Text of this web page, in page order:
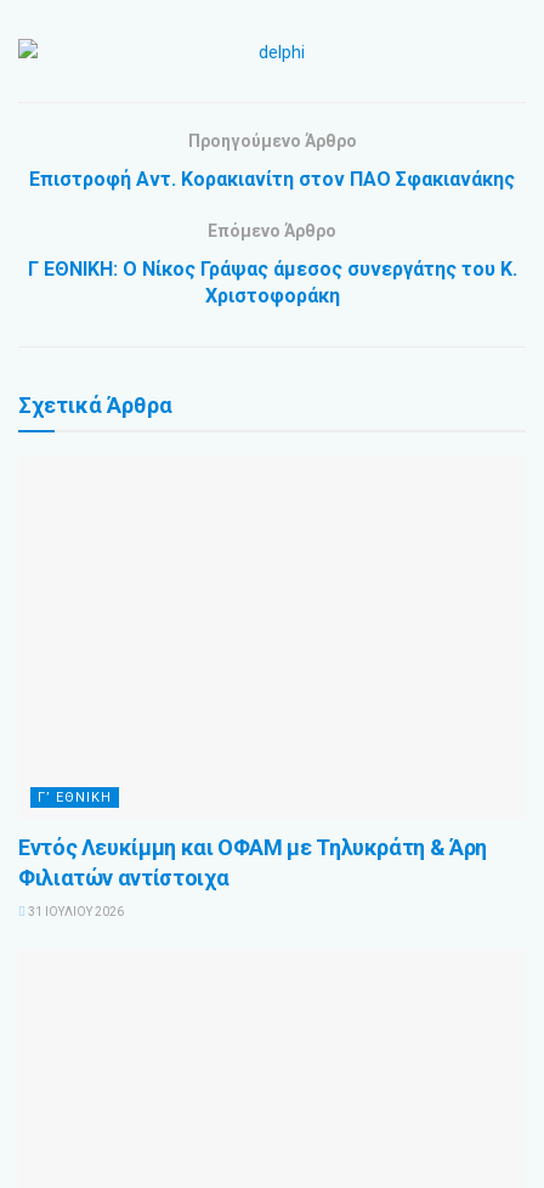
Προηγούμενο Άρθρο
Επιστροφή Αντ. Κορακιανίτη στον ΠΑΟ Σφακιανάκης
Επόμενο Άρθρο
Γ ΕΘΝΙΚΗ: Ο Νίκος Γράψας άμεσος συνεργάτης του Κ.
Χριστοφοράκη
ΣχετικάΆρθρα
Γ’ ΕΘΝΙΚΗ
Εντός Λευκίμμη και ΟΦΑΜ με Τηλυκράτη & Άρη
Φιλιατών αντίστοιχα
31 ΙΟΥΛΊΟΥ 2026